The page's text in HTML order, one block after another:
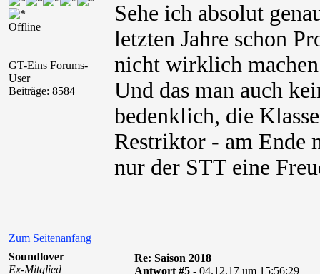
Offline
GT-Eins Forums-
User
Beiträge: 8584
Sehe ich absolut
letzten Jahre schon
nicht wirklich
Und das man auch
bedenklich, die
Restriktor - am Ende
nur der STT eine
Zum Seitenanfang
Soundlover
Ex-Mitglied
Re: Saison 2018
Antwort #5 - 04.12.17 um 15:56:29